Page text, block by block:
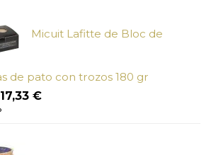
Micuit Lafitte de Bloc de
de pato con trozos 180 gr
El
precio
19,38 €.
17,33 €El